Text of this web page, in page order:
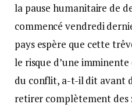
la pause humanitaire de
commencé vendredi
pays espère que cette
le risque d’une
du conflit, a-t-il dit avant
retirer complètement des